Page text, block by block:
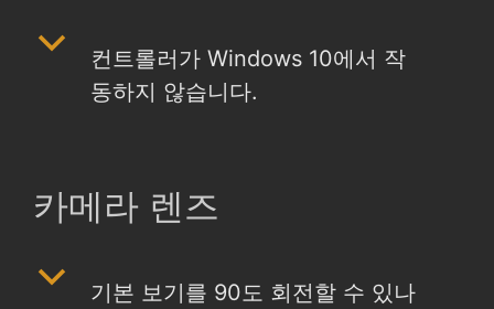
b
컨트롤러가 Windows 10에서 작
동하지 않습니다.
카메라 렌즈
b
기본 보기를 90도 회전할 수 있나